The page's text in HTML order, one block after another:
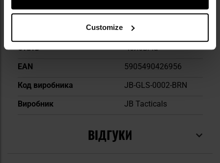
Customize
Регулювання яскравості
Так
Футляр у комплекті
Так
Cтать
Чоловіча
EAN
5905490426956
Код виробника
JB-GLS-0002-BRN
Виробник
JB Tacticals
ВІДГУКИ